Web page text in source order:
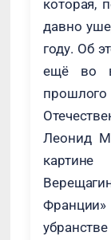
которая,
давно
году. Об
ещё во
Леонид